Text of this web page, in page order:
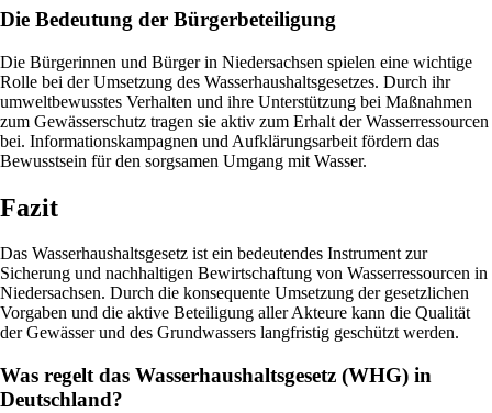
Die Bedeutung der Bürgerbeteiligung
Die Bürgerinnen und Bürger in Niedersachsen spielen eine wichtige
Rolle bei der Umsetzung des Wasserhaushaltsgesetzes. Durch ihr
umweltbewusstes Verhalten und ihre Unterstützung bei Maßnahmen
zum Gewässerschutz tragen sie aktiv zum Erhalt der Wasserressourcen
bei. Informationskampagnen und Aufklärungsarbeit fördern das
Bewusstsein für den sorgsamen Umgang mit Wasser.
Fazit
Das Wasserhaushaltsgesetz ist ein bedeutendes Instrument zur
Sicherung und nachhaltigen Bewirtschaftung von Wasserressourcen in
Niedersachsen. Durch die konsequente Umsetzung der gesetzlichen
Vorgaben und die aktive Beteiligung aller Akteure kann die Qualität
der Gewässer und des Grundwassers langfristig geschützt werden.
Was regelt das Wasserhaushaltsgesetz (WHG) in
Deutschland?